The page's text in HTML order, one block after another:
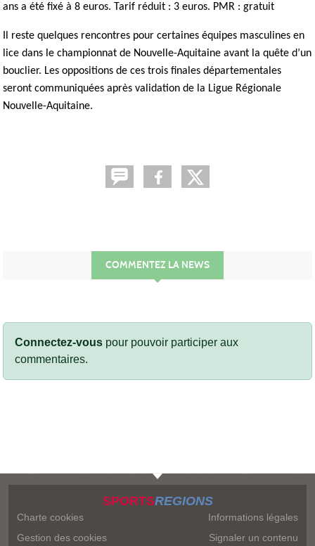
ans a été fixé à 8 euros. Tarif réduit : 3 euros. PMR : gratuit
Il reste quelques rencontres pour certaines équipes masculines en
lice dans le championnat de Nouvelle-Aquitaine avant la quête d’un
bouclier. Les oppositions de ces trois finales départementales
seront communiquées après validation de la Ligue Régionale
Nouvelle-Aquitaine.
COMMENTEZ LA NEWS
Connectez-vous pour pouvoir participer aux
commentaires.
SPORTSREGIONS
Charte cookies
Gestion des cookies
Informations légales
Signaler un contenu